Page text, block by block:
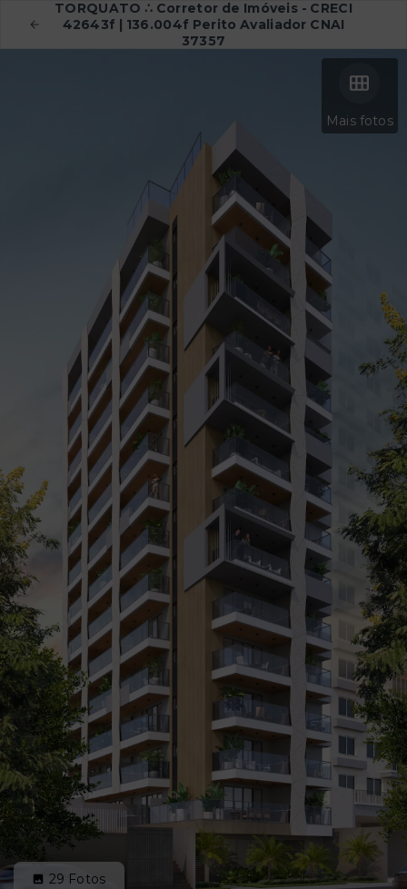
TORQUATO ∴ Corretor de Imóveis - CRECI
42643f | 136.004f Perito Avaliador CNAI
37357
Mais fotos
29 Fotos